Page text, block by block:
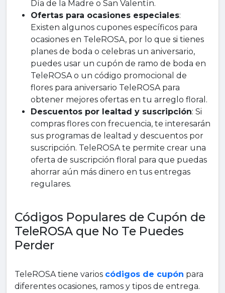
Día de la Madre o San Valentín.
Ofertas para ocasiones especiales:
Existen algunos cupones específicos para
ocasiones en TeleROSA, por lo que si tienes
planes de boda o celebras un aniversario,
puedes usar un cupón de ramo de boda en
TeleROSA o un código promocional de
flores para aniversario TeleROSA para
obtener mejores ofertas en tu arreglo floral.
Descuentos por lealtad y suscripción: Si
compras flores con frecuencia, te interesarán
sus programas de lealtad y descuentos por
suscripción. TeleROSA te permite crear una
oferta de suscripción floral para que puedas
ahorrar aún más dinero en tus entregas
regulares.
Códigos Populares de Cupón de
TeleROSA que No Te Puedes
Perder
TeleROSA tiene varios códigos de cupón para
diferentes ocasiones, ramos y tipos de entrega.